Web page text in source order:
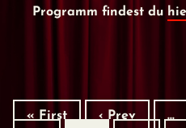
Programm findest du
« First ‹ Prev …